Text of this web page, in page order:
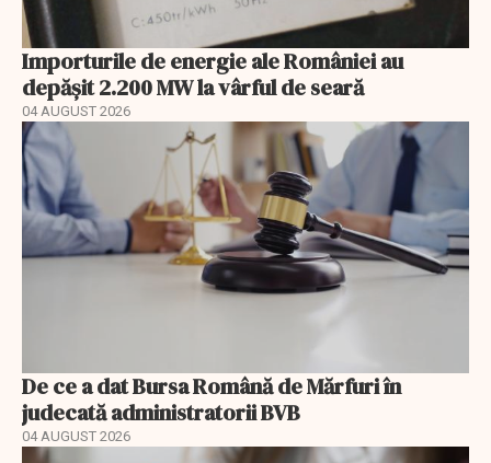
Importurile de energie ale României au
depășit 2.200 MW la vârful de seară
04 AUGUST 2026
De ce a dat Bursa Română de Mărfuri în
judecată administratorii BVB
04 AUGUST 2026